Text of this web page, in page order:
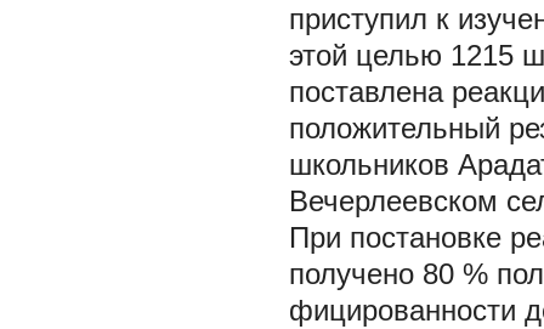
приступил к
этой целью 1215
поставлена
положительный
школьников
Вечерлеевском
При постановке
получено 80 %
фицированности